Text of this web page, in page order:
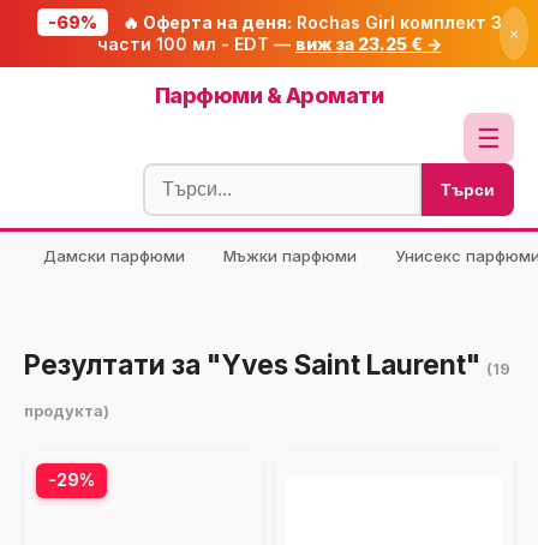
-69% 🔥 Оферта на деня: Rochas Girl комплект 3
части 100 мл - EDT — виж за 23.25 € → ×
Парфюми & Аромати
☰
Блог
🧮 Калкулатори
🔍 Намери продукт
Търси
Дамски парфюми Мъжки парфюми Унисекс
Резултати за "Yves Saint Laurent" (19
продукта)
-29%